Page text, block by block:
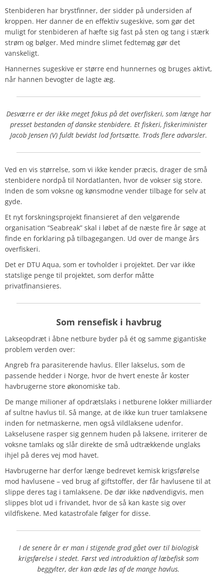
Stenbideren har brystfinner, der sidder på undersiden af
kroppen. Her danner de en effektiv sugeskive, som gør det
muligt for stenbideren af hæfte sig fast på sten og tang i stærk
strøm og bølger. Med mindre slimet fedtemøg gør det
vanskeligt.
Hannernes sugeskive er større end hunnernes og bruges aktivt,
når hannen bevogter de lagte æg.
Desværre er der ikke meget fokus på det overfiskeri, som længe har
presset bestanden af danske stenbidere. Et fiskeri, fiskeriminister
Jacob Jensen (V) fuldt bevidst lod fortsætte. Trods flere advarsler.
Ved en vis størrelse, som vi ikke kender præcis, drager de små
stenbidere nordpå til Nordatlanten, hvor de vokser sig store.
Inden de som voksne og kønsmodne vender tilbage for selv at
gyde.
Et nyt forskningsprojekt finansieret af den velgørende
organisation “Seabreak” skal i løbet af de næste fire år søge at
finde en forklaring på tilbagegangen. Ud over de mange års
overfiskeri.
Det er DTU Aqua, som er tovholder i projektet. Der var ikke
statslige penge til projektet, som derfor måtte
privatfinansieres.
Som rensefisk i havbrug
Lakseopdræt i åbne netbure byder på ét og samme gigantiske
problem verden over:
Angreb fra parasiterende havlus. Eller lakselus, som de
passende hedder i Norge, hvor de hvert eneste år koster
havbrugerne store økonomiske tab.
De mange milioner af opdrætslaks i netburene lokker milliarder
af sultne havlus til. Så mange, at de ikke kun truer tamlaksene
inden for netmaskerne, men også vildlaksene udenfor.
Lakselusene rasper sig gennem huden på laksene, irriterer de
voksne tamlaks og slår direkte de små udtrækkende unglaks
ihjel på deres vej mod havet.
Havbrugerne har derfor længe bedrevet kemisk krigsførelse
mod havlusene – ved brug af giftstoffer, der får havlusene til at
slippe deres tag i tamlaksene. De dør ikke nødvendigvis, men
slippes blot ud i frivandet, hvor de så kan kaste sig over
vildfiskene. Med katastrofale følger for disse.
I de senere år er man i stigende grad gået over til biologisk
krigsførelse i stedet. Først ved introduktion af læbefisk som
beggylter, der kan æde løs af de mange havlus.